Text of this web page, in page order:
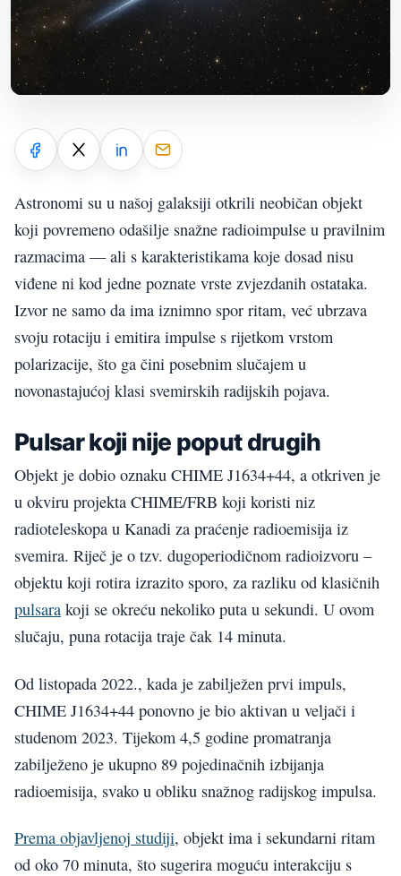
Astronomi su u našoj galaksiji otkrili neobičan objekt
koji povremeno odašilje snažne radioimpulse u pravilnim
razmacima — ali s karakteristikama koje dosad nisu
viđene ni kod jedne poznate vrste zvjezdanih ostataka.
Izvor ne samo da ima iznimno spor ritam, već ubrzava
svoju rotaciju i emitira impulse s rijetkom vrstom
polarizacije, što ga čini posebnim slučajem u
novonastajućoj klasi svemirskih radijskih pojava.
Pulsar koji nije poput drugih
Objekt je dobio oznaku CHIME J1634+44, a otkriven je
u okviru projekta CHIME/FRB koji koristi niz
radioteleskopa u Kanadi za praćenje radioemisija iz
svemira. Riječ je o tzv. dugoperiodičnom radioizvoru –
objektu koji rotira izrazito sporo, za razliku od klasičnih
pulsara koji se okreću nekoliko puta u sekundi. U ovom
slučaju, puna rotacija traje čak 14 minuta.
Od listopada 2022., kada je zabilježen prvi impuls,
CHIME J1634+44 ponovno je bio aktivan u veljači i
studenom 2023. Tijekom 4,5 godine promatranja
zabilježeno je ukupno 89 pojedinačnih izbijanja
radioemisija, svako u obliku snažnog radijskog impulsa.
Prema objavljenoj studiji, objekt ima i sekundarni ritam
od oko 70 minuta, što sugerira moguću interakciju s